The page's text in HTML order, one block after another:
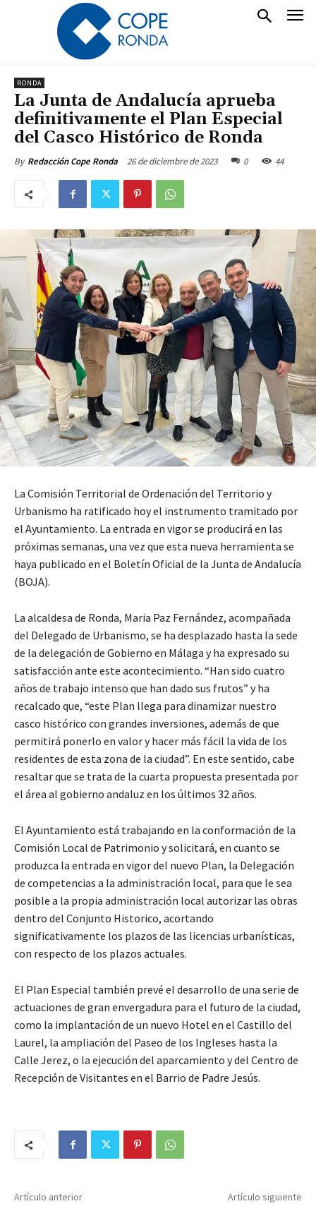
RONDA
La Junta de Andalucía aprueba
definitivamente el Plan Especial
del Casco Histórico de Ronda
By Redacción Cope Ronda 26 de diciembre de 2023 0 44
La Comisión Territorial de Ordenación del Territorio y
Urbanismo ha ratificado hoy el instrumento tramitado por
el Ayuntamiento. La entrada en vigor se producirá en las
próximas semanas, una vez que esta nueva herramienta se
haya publicado en el Boletín Oficial de la Junta de Andalucía
(BOJA).
La alcaldesa de Ronda, Maria Paz Fernández, acompañada
del Delegado de Urbanismo, se ha desplazado hasta la sede
de la delegación de Gobierno en Málaga y ha expresado su
satisfacción ante este acontecimiento. “Han sido cuatro
años de trabajo intenso que han dado sus frutos” y ha
recalcado que, “este Plan llega para dinamizar nuestro
casco histórico con grandes inversiones, además de que
permitirá ponerlo en valor y hacer más fácil la vida de los
residentes de esta zona de la ciudad”. En este sentido, cabe
resaltar que se trata de la cuarta propuesta presentada por
el área al gobierno andaluz en los últimos 32 años.
El Ayuntamiento está trabajando en la conformación de la
Comisión Local de Patrimonio y solicitará, en cuanto se
produzca la entrada en vigor del nuevo Plan, la Delegación
de competencias a la administración local, para que le sea
posible a la propia administración local autorizar las obras
dentro del Conjunto Historico, acortando
significativamente los plazos de las licencias urbanísticas,
con respecto de los plazos actuales.
El Plan Especial también prevé el desarrollo de una serie de
actuaciones de gran envergadura para el futuro de la ciudad,
como la implantación de un nuevo Hotel en el Castillo del
Laurel, la ampliación del Paseo de los Ingleses hasta la
Calle Jerez, o la ejecución del aparcamiento y del Centro de
Recepción de Visitantes en el Barrio de Padre Jesús.
Artículo anterior Artículo siguiente